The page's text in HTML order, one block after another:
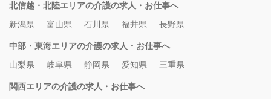
北信越・北陸エリアの介護の求人・お仕事へ
新潟県
富山県 石川県 福井県 長野県
中部・東海エリアの介護の求人・お仕事へ
山梨県
岐阜県 静岡県 愛知県 三重県
関西エリアの介護の求人・お仕事へ